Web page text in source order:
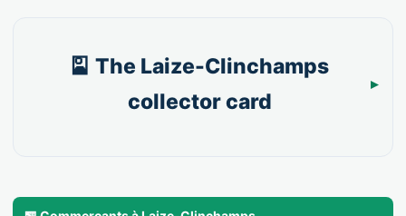
🎴 The Laize-Clinchamps
collector card